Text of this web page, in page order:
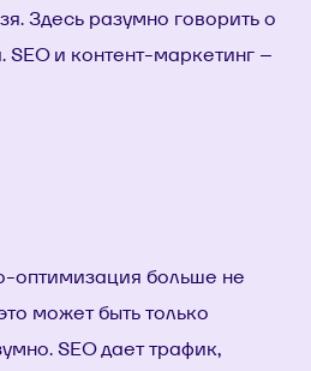
Здесь разумно говорить о
SEO и контент-маркетинг –
оптимизация больше не
может быть только
SEO дает трафик,